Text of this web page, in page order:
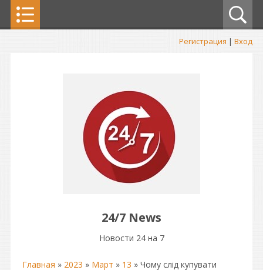
Регистрация | Вход
24/7 News
Новости 24 на 7
Главная » 2023 » Март » 13 » Чому слід купувати